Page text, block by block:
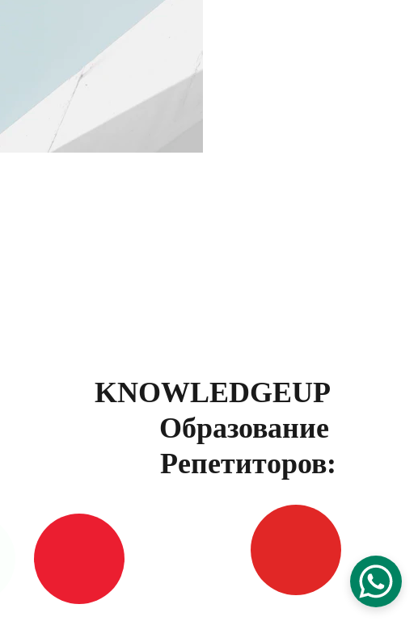
KNOWLEDGEUP
Образование
Репетиторов: